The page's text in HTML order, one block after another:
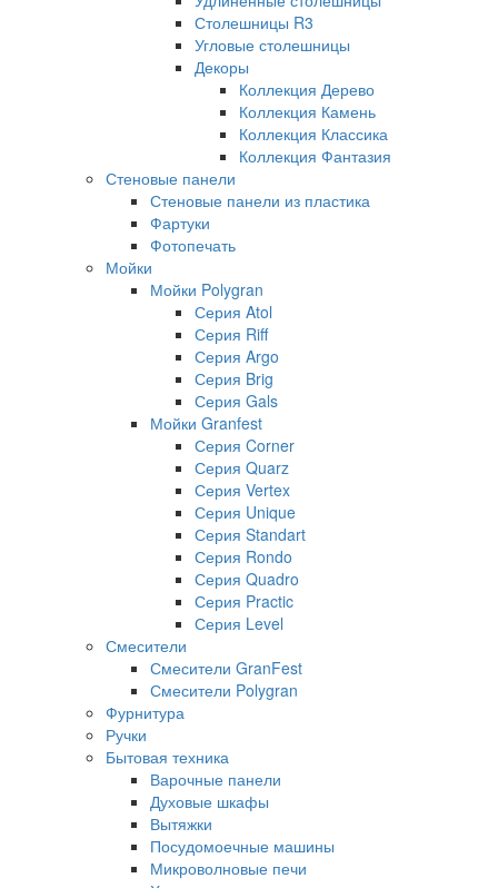
Столешницы R3
Угловые столешницы
Декоры
Коллекция Дерево
Коллекция Камень
Коллекция Классика
Коллекция Фантазия
Стеновые панели
Стеновые панели из пластика
Фартуки
Фотопечать
Мойки
Мойки Polygran
Серия Atol
Серия Riff
Серия Argo
Серия Brig
Серия Gals
Мойки Granfest
Серия Corner
Серия Quarz
Серия Vertex
Серия Unique
Серия Standart
Серия Rondo
Серия Quadro
Серия Practic
Серия Level
Смесители
Смесители GranFest
Смесители Polygran
Фурнитура
Ручки
Бытовая техника
Варочные панели
Духовые шкафы
Вытяжки
Посудомоечные машины
Микроволновые печи